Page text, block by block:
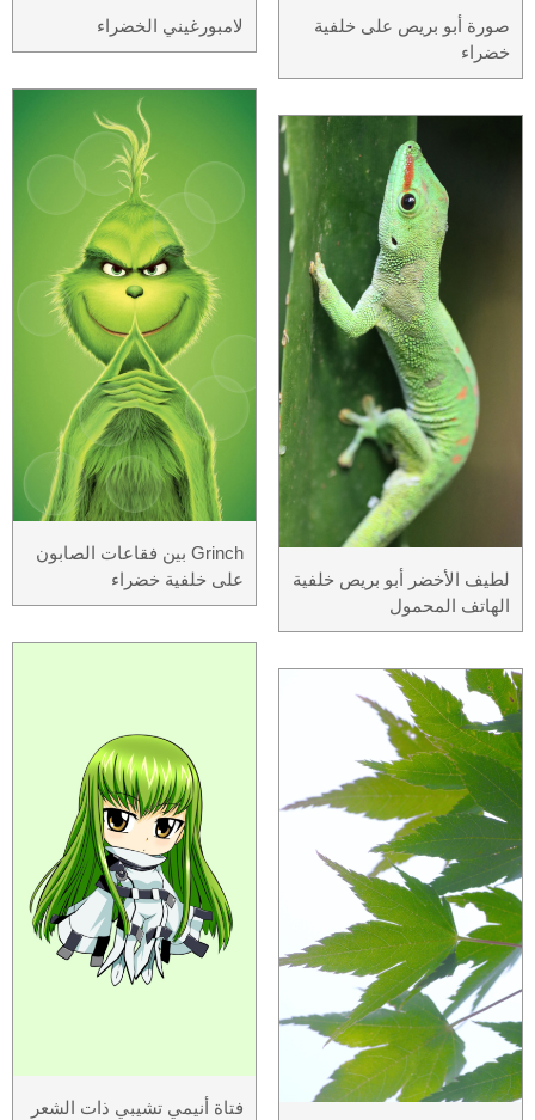
صورة أبو بريص على خلفية
خضراء
لطيف الأخضر أبو بريص خلفية
الهاتف المحمول
لامبورغيني الخضراء
Grinch بين فقاعات الصابون
على خلفية خضراء
فتاة أنيمي تشيبي ذات الشعر